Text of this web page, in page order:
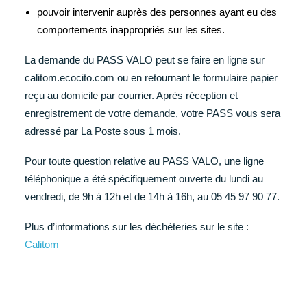
pouvoir intervenir auprès des personnes ayant eu des
comportements inappropriés sur les sites.
La demande du PASS VALO peut se faire en ligne sur
calitom.ecocito.com ou en retournant le formulaire papier
reçu au domicile par courrier. Après réception et
enregistrement de votre demande, votre PASS vous sera
adressé par La Poste sous 1 mois.
Pour toute question relative au PASS VALO, une ligne
téléphonique a été spécifiquement ouverte du lundi au
vendredi, de 9h à 12h et de 14h à 16h, au 05 45 97 90 77.
Plus d’informations sur les déchèteries sur le site :
Calitom